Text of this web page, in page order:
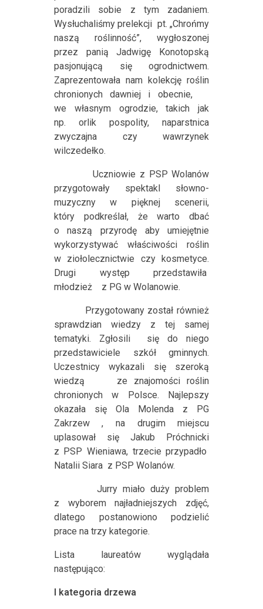
poradzili sobie z tym zadaniem.
Wysłuchaliśmy prelekcji pt. „Chrońmy
naszą roślinność”, wygłoszonej
przez panią Jadwigę Konotopską
pasjonującą się ogrodnictwem.
Zaprezentowała nam kolekcję roślin
chronionych dawniej i obecnie,
we własnym ogrodzie, takich jak
np. orlik pospolity, naparstnica
zwyczajna czy wawrzynek
wilczedełko.
Uczniowie z PSP Wolanów
przygotowały spektakl słowno-
muzyczny w pięknej scenerii,
który podkreślał, że warto dbać
o naszą przyrodę aby umiejętnie
wykorzystywać właściwości roślin
w ziołolecznictwie czy kosmetyce.
Drugi występ przedstawiła
młodzież
z PG w Wolanowie.
Przygotowany został również
sprawdzian wiedzy z tej samej
tematyki. Zgłosili
się do niego
przedstawiciele szkół gminnych.
Uczestnicy wykazali się szeroką
wiedzą
ze znajomości roślin
chronionych w Polsce. Najlepszy
okazała się Ola Molenda z PG
Zakrzew , na drugim miejscu
uplasował się Jakub Próchnicki
z PSP Wieniawa, trzecie przypadło
Natalii Siara z PSP Wolanów.
Jurry miało duży problem
z wyborem najładniejszych zdjęć,
dlatego postanowiono podzielić
prace na trzy kategorie.
Lista laureatów wyglądała
następująco:
I kategoria drzewa